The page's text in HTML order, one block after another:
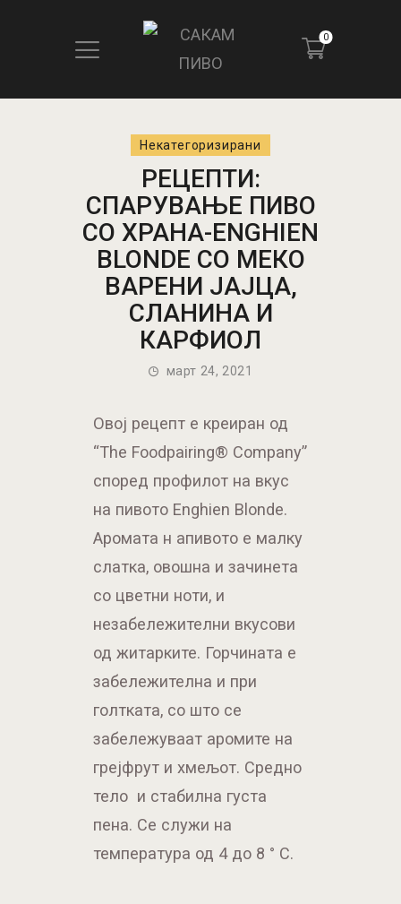
0
ПОЧЕТНА
КОНТАКТ
ПИВОТЕКА
РЕЦЕНЗИИ
Некатегоризирани
РЕЦЕПТИ:
СПАРУВАЊЕ ПИВО
СО ХРАНА-ENGHIEN
BLONDE СО МЕКО
ВАРЕНИ ЈАЈЦА,
СЛАНИНА И
КАРФИОЛ
март 24, 2021
Овој рецепт е креиран од
“The Foodpairing® Company”
според профилот на вкус
на пивото Enghien Blonde.
Aромата н апивото е малку
слатка, овошна и зачинета
со цветни ноти, и
незабележителни вкусови
од житарките. Горчината е
забележителна и при
голтката, со што се
забележуваат аромите на
грејфрут и хмељот. Средно
тело и стабилна густа
пена. Се служи на
температура од 4 до 8 ° С.